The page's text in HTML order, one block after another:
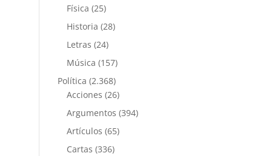
Física (25)
Historia (28)
Letras (24)
Música (157)
Política (2.368)
Acciones (26)
Argumentos (394)
Artículos (65)
Cartas (336)